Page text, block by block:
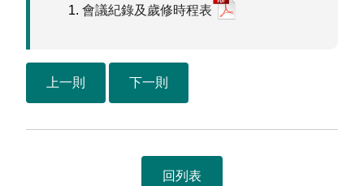
會議紀錄及歲修時程表
上一則 下一則